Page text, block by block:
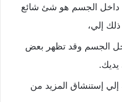
داخل الجسم هو شئ شائع
ذلك إلي،
الجسم وقد تظهر بعض
إستنشاق المزيد من